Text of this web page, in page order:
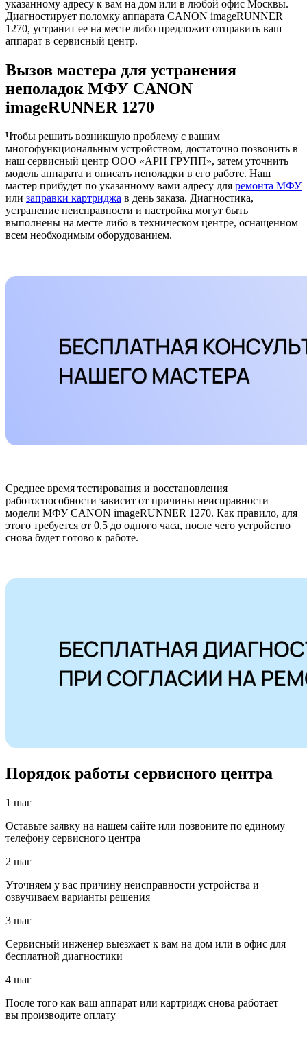
указанному адресу к вам на дом или в любой офис Москвы.
Диагностирует поломку аппарата CANON imageRUNNER
1270, устранит ее на месте либо предложит отправить ваш
аппарат в сервисный центр.
Вызов мастера для устранения
неполадок МФУ CANON
imageRUNNER 1270
Чтобы решить возникшую проблему с вашим
многофункциональным устройством, достаточно позвонить в
наш сервисный центр ООО «АРН ГРУПП», затем уточнить
модель аппарата и описать неполадки в его работе. Наш
мастер прибудет по указанному вами адресу для ремонта МФУ
или заправки картриджа в день заказа. Диагностика,
устранение неисправности и настройка могут быть
выполнены на месте либо в техническом центре, оснащенном
всем необходимым оборудованием.
Среднее время тестирования и восстановления
работоспособности зависит от причины неисправности
модели МФУ CANON imageRUNNER 1270. Как правило, для
этого требуется от 0,5 до одного часа, после чего устройство
снова будет готово к работе.
Порядок работы сервисного центра
1 шаг
Оставьте заявку на нашем сайте или позвоните по единому
телефону сервисного центра
2 шаг
Уточняем у вас причину неисправности устройства и
озвучиваем варианты решения
3 шаг
Сервисный инженер выезжает к вам на дом или в офис для
бесплатной диагностики
4 шаг
После того как ваш аппарат или картридж снова работает —
вы производите оплату